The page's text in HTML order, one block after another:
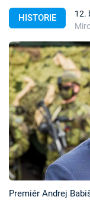
Témata
Témata
Pořady
TV Program
Časopis
Sledujte
HISTORIE
12.
Premiér Andrej